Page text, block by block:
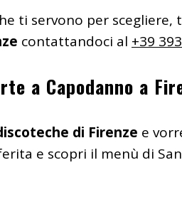
ti servono per
contattandoci al +39
a Capodanno a
di Firenze e
e scopri il menù di